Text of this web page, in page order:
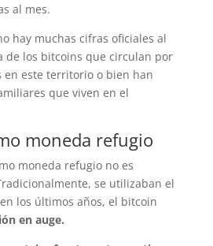
al mes.
hay muchas cifras oficiales al
de los bitcoins que circulan por
en este territorio o bien han
que viven en el
moneda refugio
moneda refugio no es
se utilizaban el
los últimos años, el bitcoin
en auge.